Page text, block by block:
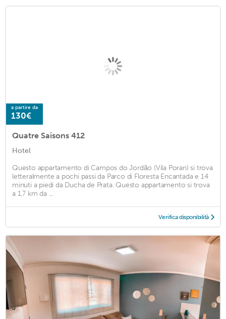
a partire da
130€
Quatre Saisons 412
Hotel
Questo appartamento di Campos do Jordão (Vila Poran) si trova
letteralmente a pochi passi da Parco di Floresta Encantada e 14
minuti a piedi da Ducha de Prata. Questo appartamento si trova
a 1,7 km da ...
Verifica disponibilità